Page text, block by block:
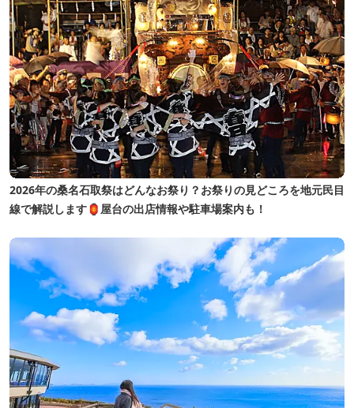
2026年の桑名石取祭はどんなお祭り？お祭りの見どころを地元民目
線で解説します🏮屋台の出店情報や駐車場案内も！